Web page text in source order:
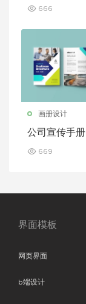
666
画册设计
公司宣传手册
669
界面模板
网页界面
b端设计